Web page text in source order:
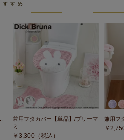
兼用フタカバー【単品】/プリーマ
ミ...
￥ 3,300 （税込）
兼用フ
￥